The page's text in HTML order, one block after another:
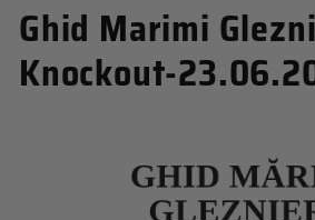
Ghid Marimi
Knockout-